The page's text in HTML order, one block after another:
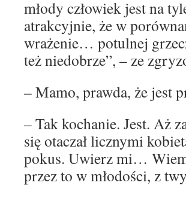
młody człowiek jest na
atrakcyjnie, że w
wrażenie… potulnej
też niedobrze”, – ze
– Mamo, prawda, że jest
– Tak kochanie. Jest. Aż
się otaczał licznymi
pokus. Uwierz mi…
przez to w młodości, z